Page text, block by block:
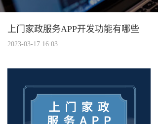
上门家政服务APP开发功能有哪些
2023-03-17 16:03